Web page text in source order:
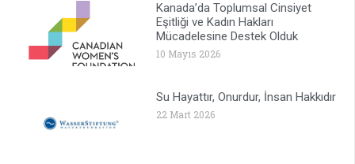
Kanada’da Toplumsal Cinsiyet
Eşitliği ve Kadın Hakları
Mücadelesine Destek Olduk
10 Mayıs 2026
Su Hayattır, Onurdur, İnsan Hakkıdır
22 Mart 2026